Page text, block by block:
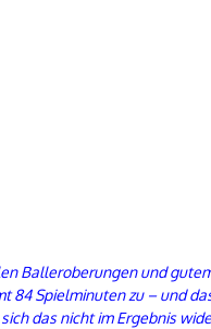
Balleroberungen und
Spielminuten zu – und
das nicht im Ergebnis